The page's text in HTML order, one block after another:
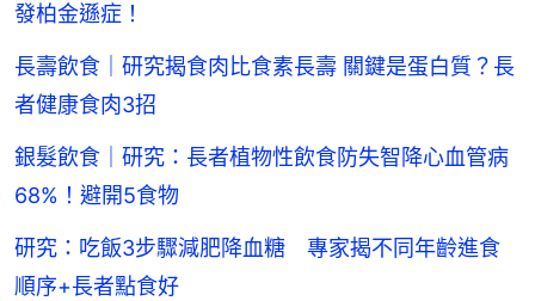
發柏金遜症！
長壽飲食｜研究揭食肉比食素長壽 關鍵是蛋白質？長
者健康食肉3招
銀髮飲食｜研究：長者植物性飲食防失智降心血管病
68%！避開5食物
研究：吃飯3步驟減肥降血糖 專家揭不同年齡進食
順序+長者點食好